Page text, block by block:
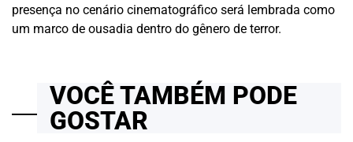
presença no cenário cinematográfico será lembrada como
um marco de ousadia dentro do gênero de terror.
VOCÊ TAMBÉM PODE
GOSTAR